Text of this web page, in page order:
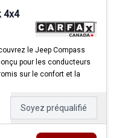
4x4
le Jeep Compass
pour les conducteurs
sur le confort et la
Soyez préqualifié